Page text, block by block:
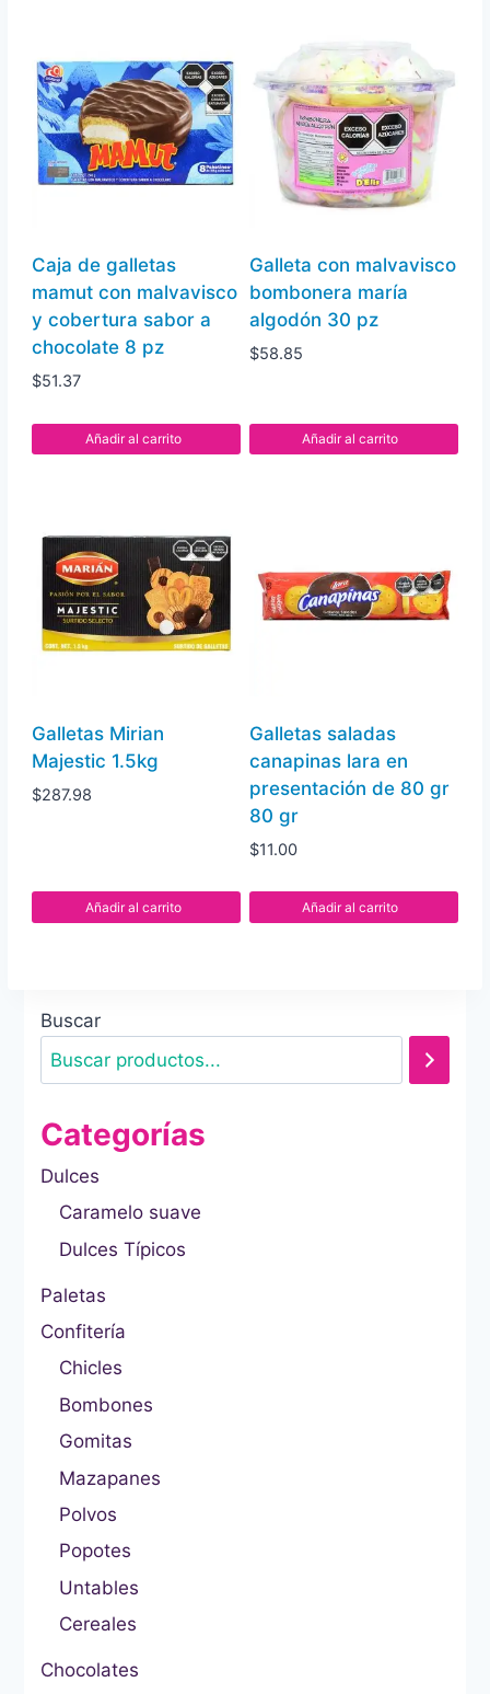
relleno
sabor
a
vainilla
12
Caja de galletas
mamut con malvavisco
y cobertura sabor a
chocolate 8 pz
$51.37
Añadir al carrito
Galleta con malvavisco
bombonera maría
algodón 30 pz
$58.85
Añadir al carrito
Galletas Mirian
Majestic 1.5kg
$287.98
Añadir al carrito
Galletas saladas
canapinas lara en
presentación de 80 gr
80 gr
$11.00
Añadir al carrito
Buscar
Categorías
Dulces
Caramelo suave
Dulces Típicos
Paletas
Confitería
Chicles
Bombones
Gomitas
Mazapanes
Polvos
Popotes
Untables
Cereales
Chocolates